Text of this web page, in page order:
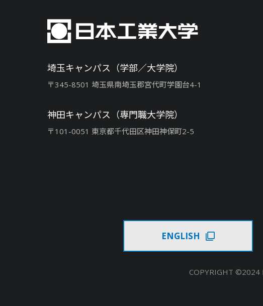
埼玉キャンパス（学部／大学院）
〒345-8501 埼玉県南埼玉郡宮代町学園台4-1
神田キャンパス（専門職大学院）
〒101-0051 東京都千代田区神田神保町2-5
ENGLISH
COPYRIGHT ©2024